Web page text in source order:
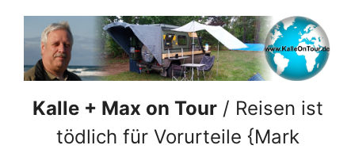
springen
Kalle + Max on Tour/ Reisen ist
tödlich für Vorurteile {Mark